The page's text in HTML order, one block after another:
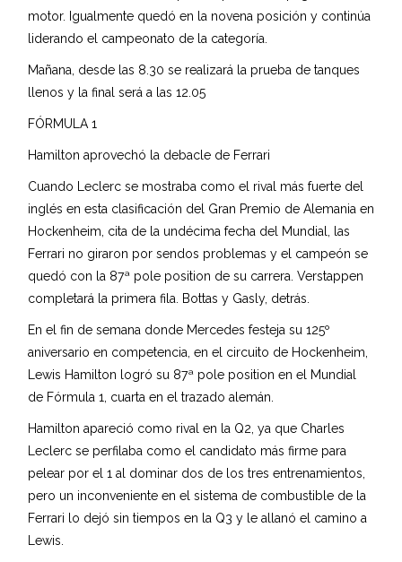
motor. Igualmente quedó en la novena posición y continúa
liderando el campeonato de la categoría.
Mañana, desde las 8.30 se realizará la prueba de tanques
llenos y la final será a las 12.05
FÓRMULA 1
Hamilton aprovechó la debacle de Ferrari
Cuando Leclerc se mostraba como el rival más fuerte del
inglés en esta clasificación del Gran Premio de Alemania en
Hockenheim, cita de la undécima fecha del Mundial, las
Ferrari no giraron por sendos problemas y el campeón se
quedó con la 87ª pole position de su carrera. Verstappen
completará la primera fila. Bottas y Gasly, detrás.
En el fin de semana donde Mercedes festeja su 125º
aniversario en competencia, en el circuito de Hockenheim,
Lewis Hamilton logró su 87ª pole position en el Mundial
de Fórmula 1, cuarta en el trazado alemán.
Hamilton apareció como rival en la Q2, ya que Charles
Leclerc se perfilaba como el candidato más firme para
pelear por el 1 al dominar dos de los tres entrenamientos,
pero un inconveniente en el sistema de combustible de la
Ferrari lo dejó sin tiempos en la Q3 y le allanó el camino a
Lewis.